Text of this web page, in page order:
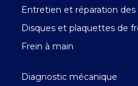
Entretien et réparation
Disques et plaquettes de
Frein à main
Diagnostic mécanique